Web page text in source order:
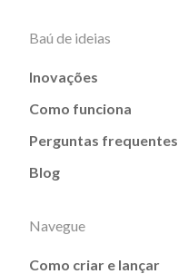
Baú de ideias
Inovações
Como funciona
Perguntas frequentes
Blog
Navegue
Como criar e lançar